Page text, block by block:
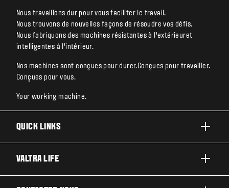
Nous travaillons dur pour vous faciliter le travail.
Nous trouvons de nouvelles façons de résoudre vos défis.
Nous fabriquons des machines résistantes à l’extérieuret
intelligentes à l’intérieur.
Nos machines sont conçues pour durer.Conçues pour travailler.
Conçues pour vous.
Your working machine.
QUICK LINKS
VALTRA LIFE